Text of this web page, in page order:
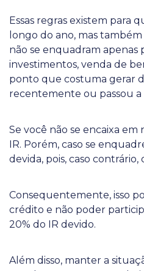
Essas regras existem para
longo do ano, mas
não se enquadram apenas
investimentos, venda de
ponto que costuma gerar
recentemente ou passou a
Se você não se encaixa
IR. Porém, caso se
devida, pois, caso
Consequentemente, isso
crédito e não poder
20% do IR devido.
Além disso, manter a